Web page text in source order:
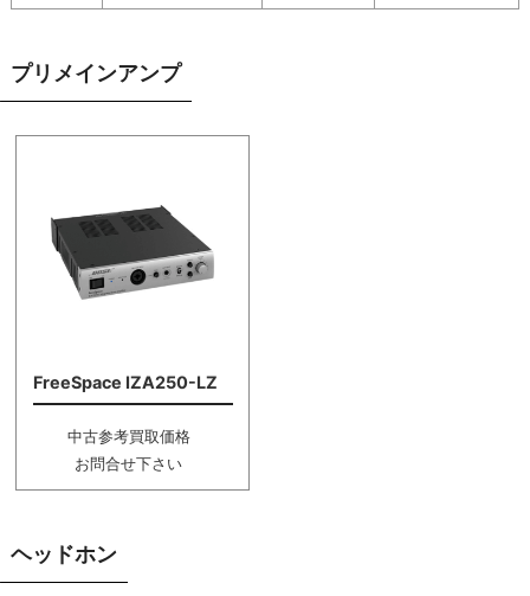
プリメインアンプ
FreeSpace IZA250-LZ
中古参考買取価格
お問合せ下さい
ヘッドホン